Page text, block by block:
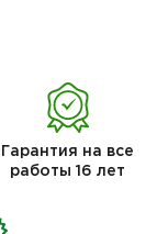
Гарантия на все
работы 16 лет